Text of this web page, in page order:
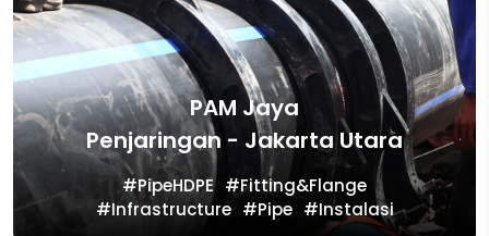
PAM Jaya
Penjaringan - Jakarta Utara
PipeHDPE
Fitting&Flange
Infrastructure
Pipe Instalasi